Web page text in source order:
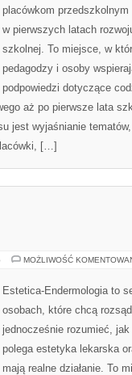
placówkom
w pierwszych latach
szkolnej. To miejsce, w
pedagodzy i osoby
podpowiedzi dotyczące
aż po pierwsze lata
jest wyjaśnianie
[…]
MOŻLIWOŚĆ
Estetica-Endermologia to
osobach, które chcą
jednocześnie rozumieć,
polega estetyka lekarska
mają realne działanie. To